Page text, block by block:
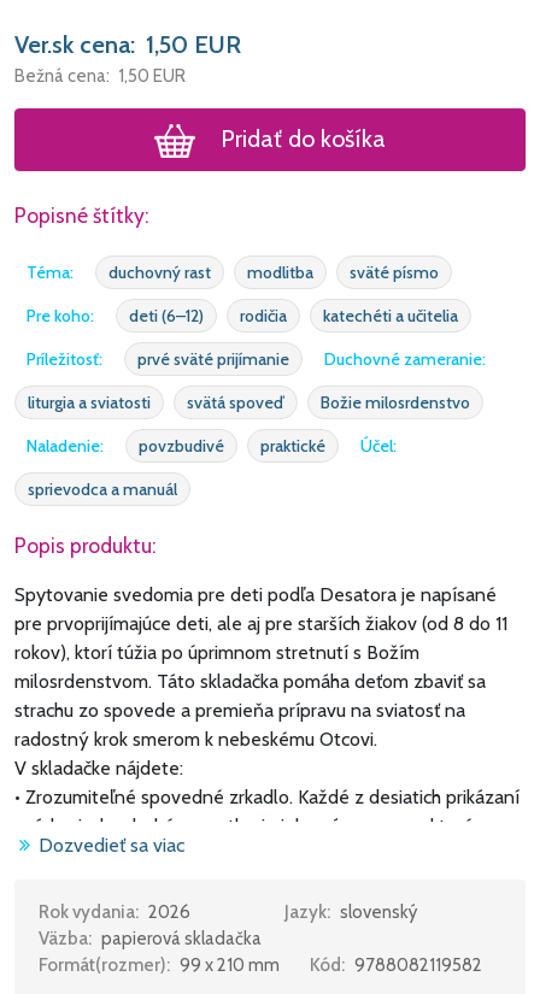
Ver.sk cena: 1,50 EUR
Bežná cena: 1,50 EUR
Pridať do košíka
Popisné štítky:
Téma: duchovný rast modlitba
sväté písmo
Pre koho:
deti (6–12) rodičia
katechéti a učitelia
Príležitosť:
prvé sväté prijímanie
Duchovné zameranie:
liturgia a sviatosti
svätá spoveď
Božie milosrdenstvo
Naladenie:
povzbudivé praktické
Účel:
sprievodca a manuál
Popis produktu:
Spytovanie svedomia pre deti podľa Desatora je napísané
pre prvoprijímajúce deti, ale aj pre starších žiakov (od 8 do 11
rokov), ktorí túžia po úprimnom stretnutí s Božím
milosrdenstvom. Táto skladačka pomáha deťom zbaviť sa
strachu zo spovede a premieňa prípravu na sviatosť na
radostný krok smerom k nebeskému Otcovi.
V skladačke nájdete:
• Zrozumiteľné spovedné zrkadlo. Každé z desiatich prikázaní
uvádza jednoduché vysvetlenie jeho významu, na ktoré
nadväzujú veku primerané otázky. Tie vedú dieťa k poctivej
• Päť podmienok dobrej spovede. Stručné a jasné
pripomenutie kľúčových krokov potrebných pre platné prijatie
sviatosti.
Dozvedieť sa viac
Rok vydania: 2026 Jazyk: slovenský
Väzba: papierová skladačka
Formát(rozmer): 99 x 210 mm Kód: 9788082119582